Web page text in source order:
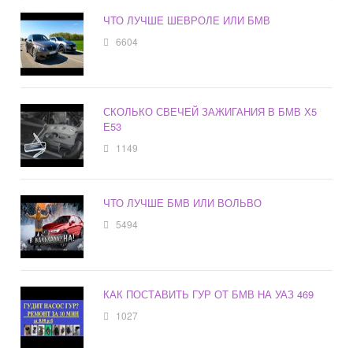
ЧТО ЛУЧШЕ ШЕВРОЛЕ ИЛИ БМВ
6604
СКОЛЬКО СВЕЧЕЙ ЗАЖИГАНИЯ В БМВ Х5
Е53
1149
ЧТО ЛУЧШЕ БМВ ИЛИ ВОЛЬВО
5494
КАК ПОСТАВИТЬ ГУР ОТ БМВ НА УАЗ 469
1027